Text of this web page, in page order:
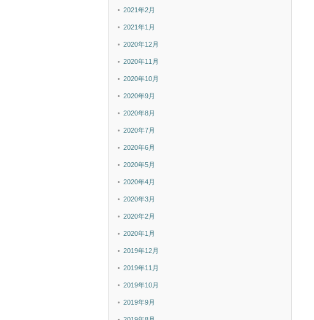
2021年2月
2021年1月
2020年12月
2020年11月
2020年10月
2020年9月
2020年8月
2020年7月
2020年6月
2020年5月
2020年4月
2020年3月
2020年2月
2020年1月
2019年12月
2019年11月
2019年10月
2019年9月